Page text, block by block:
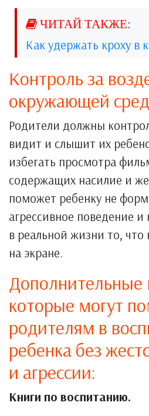
Как удержать кроху в
Контроль за
окружающей
Родители должны
видит и слышит их
избегать просмотра
содержащих насилие и
поможет ребенку не
агрессивное поведение и
в реальной жизни то,
на экране.
Дополнительные
которые могут
родителям в
ребенка без
и агрессии:
Книги по воспитанию.